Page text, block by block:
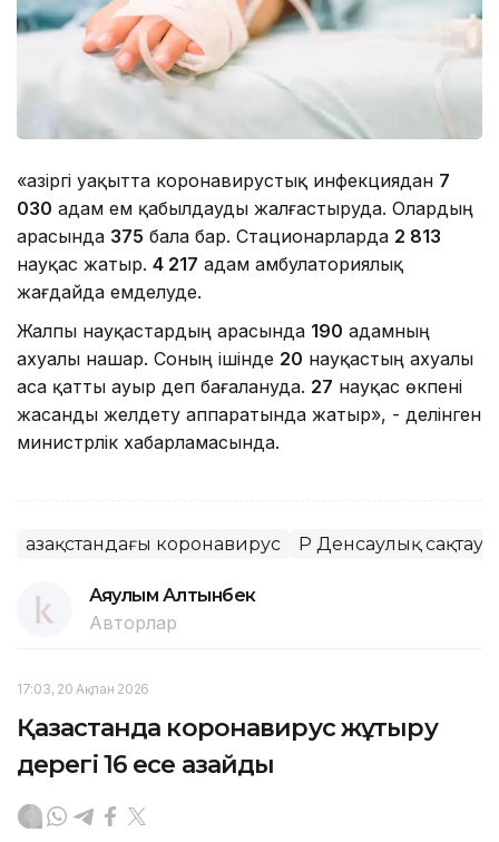
«Қазіргі уақытта коронавирустық инфекциядан 7
030 адам ем қабылдауды жалғастыруда. Олардың
арасында 375 бала бар. Стационарларда 2 813
науқас жатыр. 4 217 адам амбулаториялық
жағдайда емделуде.
Жалпы науқастардың арасында 190 адамның
ахуалы нашар. Соның ішінде 20 науқастың ахуалы
аса қатты ауыр деп бағалануда. 27 науқас өкпені
жасанды желдету аппаратында жатыр», - делінген
министрлік хабарламасында.
Қазақстандағы коронавирус ҚР Денсаулық сақтау
Аяулым Алтынбек
Авторлар
17:03, 20 Ақпан 2026
Қазақстанда коронавирус жұқтыру
дерегі 16 есе азайды